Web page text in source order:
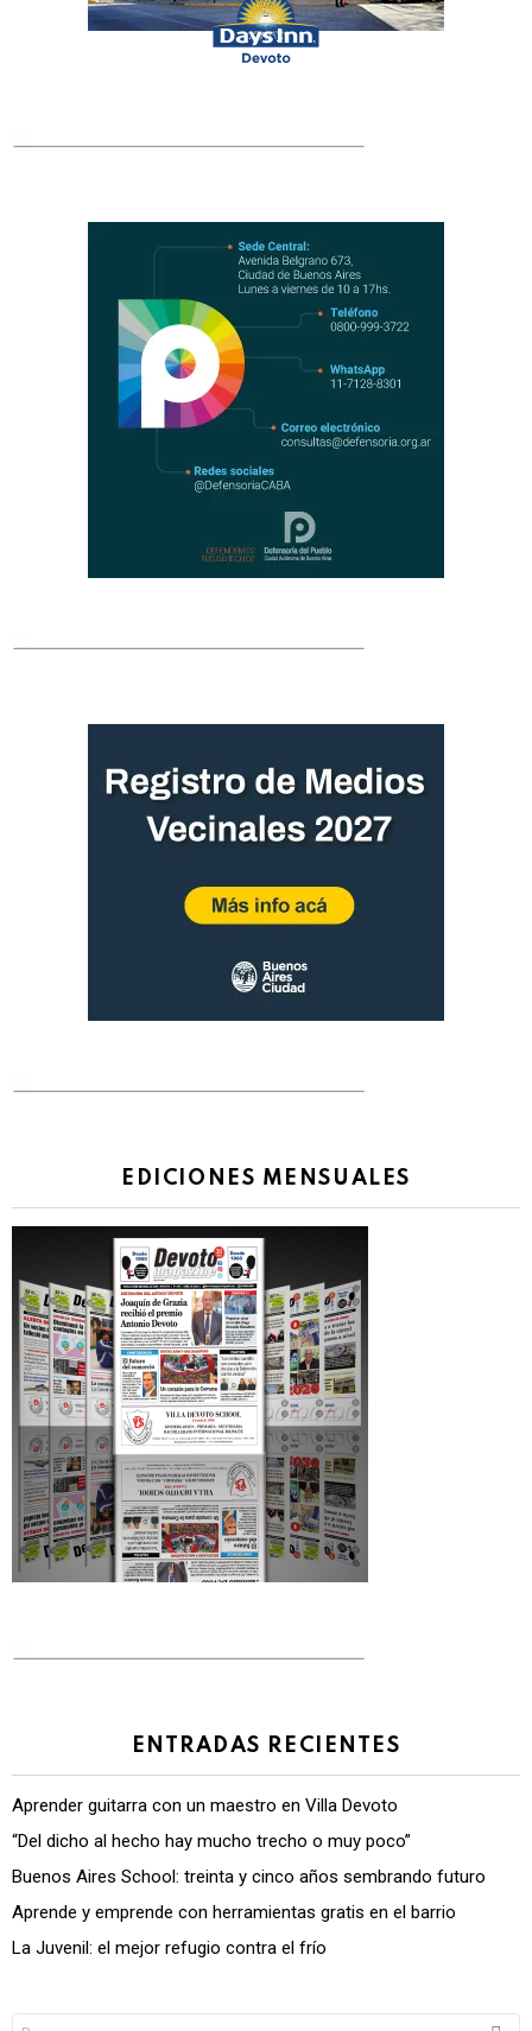
EDICIONES MENSUALES
ENTRADAS RECIENTES
Aprender guitarra con un maestro en Villa Devoto
“Del dicho al hecho hay mucho trecho o muy poco”
Buenos Aires School: treinta y cinco años sembrando futuro
Aprende y emprende con herramientas gratis en el barrio
La Juvenil: el mejor refugio contra el frío